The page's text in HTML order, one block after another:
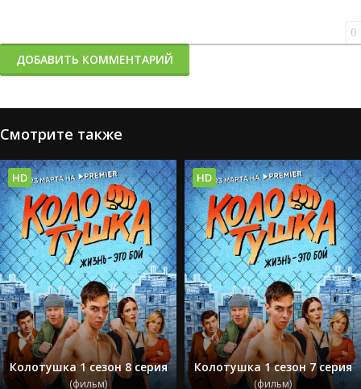
0
ДОБАВИТЬ КОММЕНТАРИЙ
Смотрите также
Колотушка 1 сезон 8 серия
(фильм)
HD
Колотушка 1 сезон 7 серия
(фильм)
HD